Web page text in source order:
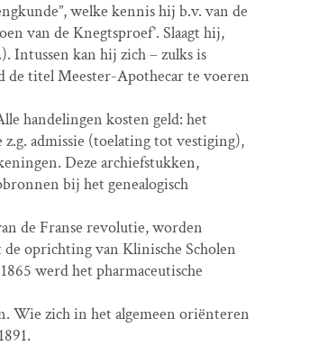
welke kennis hij b.v. van de
van de Knegtsproef’. Slaagt hij,
Intussen kan hij zich – zulks is
de titel Meester-Apothecar te voeren
handelingen kosten geld: het
admissie (toelating tot vestiging),
Deze archiefstukken,
bij het genealogisch
de Franse revolutie, worden
oprichting van Klinische Scholen
werd het pharmaceutische
Wie zich in het algemeen oriënteren